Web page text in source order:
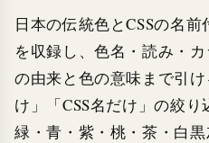
日本の伝統色とCSSの名
を収録し、色名・読み・
の由来と色の意味まで引
け」「CSS名だけ」の絞り
緑・青・紫・桃・茶・白